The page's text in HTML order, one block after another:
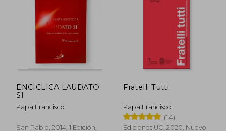
ENCICLICA LAUDATO
SI
Papa Francisco
San Pablo, 2014, 1 Edición,
Fratelli Tutti
Papa Francisco
(14)
Ediciones UC, 2020, Nuevo